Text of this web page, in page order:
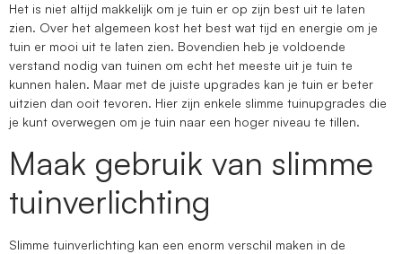
Het is niet altijd makkelijk om je tuin er op zijn best uit te laten
zien. Over het algemeen kost het best wat tijd en energie om je
tuin er mooi uit te laten zien. Bovendien heb je voldoende
verstand nodig van tuinen om echt het meeste uit je tuin te
kunnen halen. Maar met de juiste upgrades kan je tuin er beter
uitzien dan ooit tevoren. Hier zijn enkele slimme tuinupgrades die
je kunt overwegen om je tuin naar een hoger niveau te tillen.
Maak gebruik van slimme
tuinverlichting
Slimme tuinverlichting kan een enorm verschil maken in de